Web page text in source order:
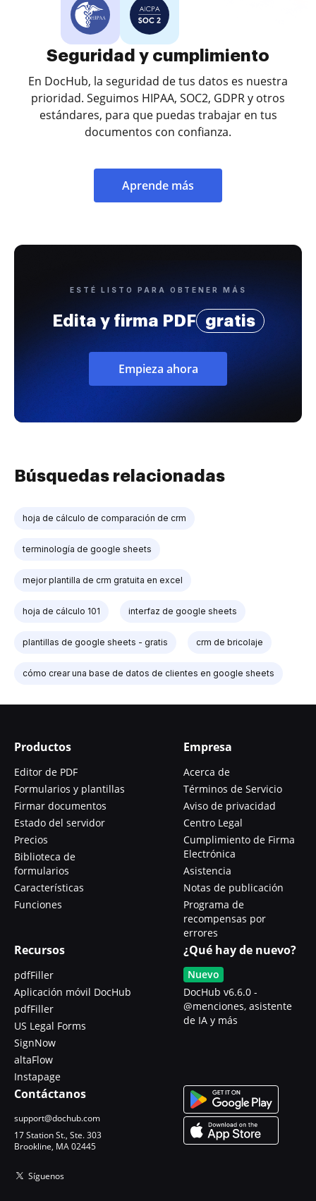
Seguridad y cumplimiento
En DocHub, la seguridad de tus datos es nuestra
prioridad. Seguimos HIPAA, SOC2, GDPR y otros
estándares, para que puedas trabajar en tus
documentos con confianza.
Aprende más
ESTÉ LISTO PARA OBTENER MÁS
Edita y firma PDF gratis
Empieza ahora
Búsquedas relacionadas
hoja de cálculo de comparación de crm
terminología de google sheets
mejor plantilla de crm gratuita en excel
hoja de cálculo 101 interfaz de google sheets
plantillas de google sheets - gratis crm de bricolaje
cómo crear una base de datos de clientes en google sheets
Productos
Editor de PDF
Formularios y plantillas
Firmar documentos
Estado del servidor
Precios
Biblioteca de
formularios
Características
Funciones
Empresa
Acerca de
Términos de Servicio
Aviso de privacidad
Centro Legal
Cumplimiento de Firma
Electrónica
Asistencia
Notas de publicación
Programa de
recompensas por
errores
Recursos
pdfFiller
Aplicación móvil DocHub
pdfFiller
US Legal Forms
SignNow
altaFlow
Instapage
¿Qué hay de nuevo?
Nuevo
DocHub v6.6.0 -
@menciones, asistente
de IA y más
Contáctanos
support@dochub.com
17 Station St., Ste. 303
Brookline, MA 02445
Síguenos